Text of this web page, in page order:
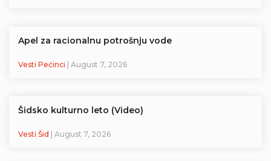
Apel za racionalnu potrošnju vode
Vesti Pećinci | August 7, 2026
Šidsko kulturno leto (Video)
Vesti Šid | August 7, 2026